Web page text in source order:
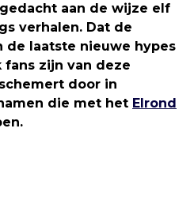
aan de wijze elf
verhalen. Dat de
de laatste nieuwe hypes
zijn van deze
door in
die met het Elrond